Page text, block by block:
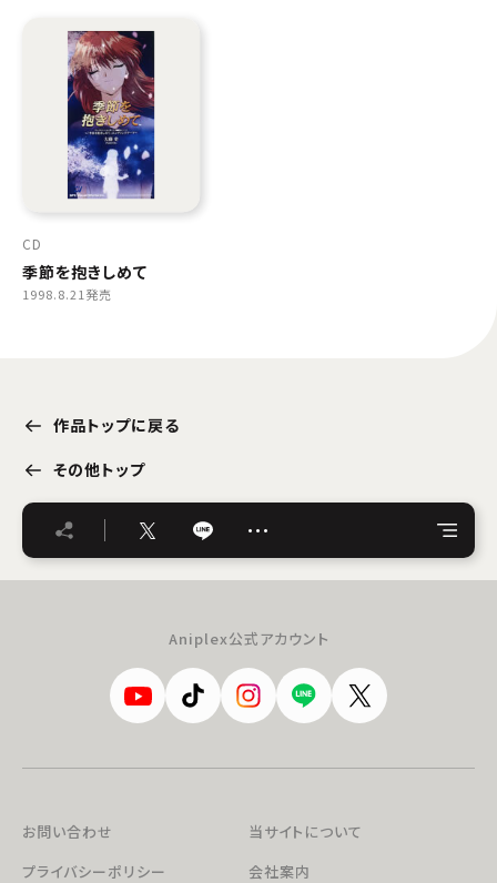
CD
季節を抱きしめて
1998.8.21発売
作品トップに戻る
その他トップ
…
Aniplex公式アカウント
お問い合わせ
当サイトについて
プライバシーポリシー
会社案内